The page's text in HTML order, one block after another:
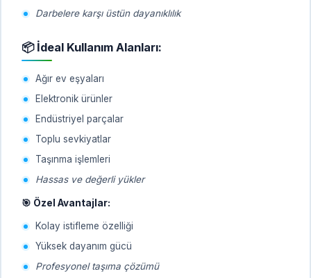
Darbelere karşı üstün dayanıklılık
📦 İdeal Kullanım Alanları:
Ağır ev eşyaları
Elektronik ürünler
Endüstriyel parçalar
Toplu sevkiyatlar
Taşınma işlemleri
Hassas ve değerli yükler
🎯 Özel Avantajlar:
Kolay istifleme özelliği
Yüksek dayanım gücü
Profesyonel taşıma çözümü